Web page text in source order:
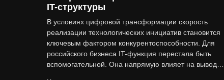
IT-структуры
В условиях цифровой трансформации скорость
реализации технологических инициатив становится
ключевым фактором конкурентоспособности. Для
российского бизнеса IT-функция перестала быть
вспомогательной. Она напрямую влияет на вывод…